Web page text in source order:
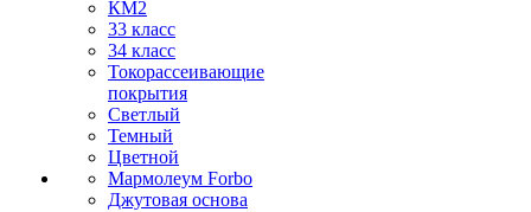
КМ2
33 класс
34 класс
Токорассеивающие
покрытия
Светлый
Темный
Цветной
Мармолеум Forbo
Джутовая основа